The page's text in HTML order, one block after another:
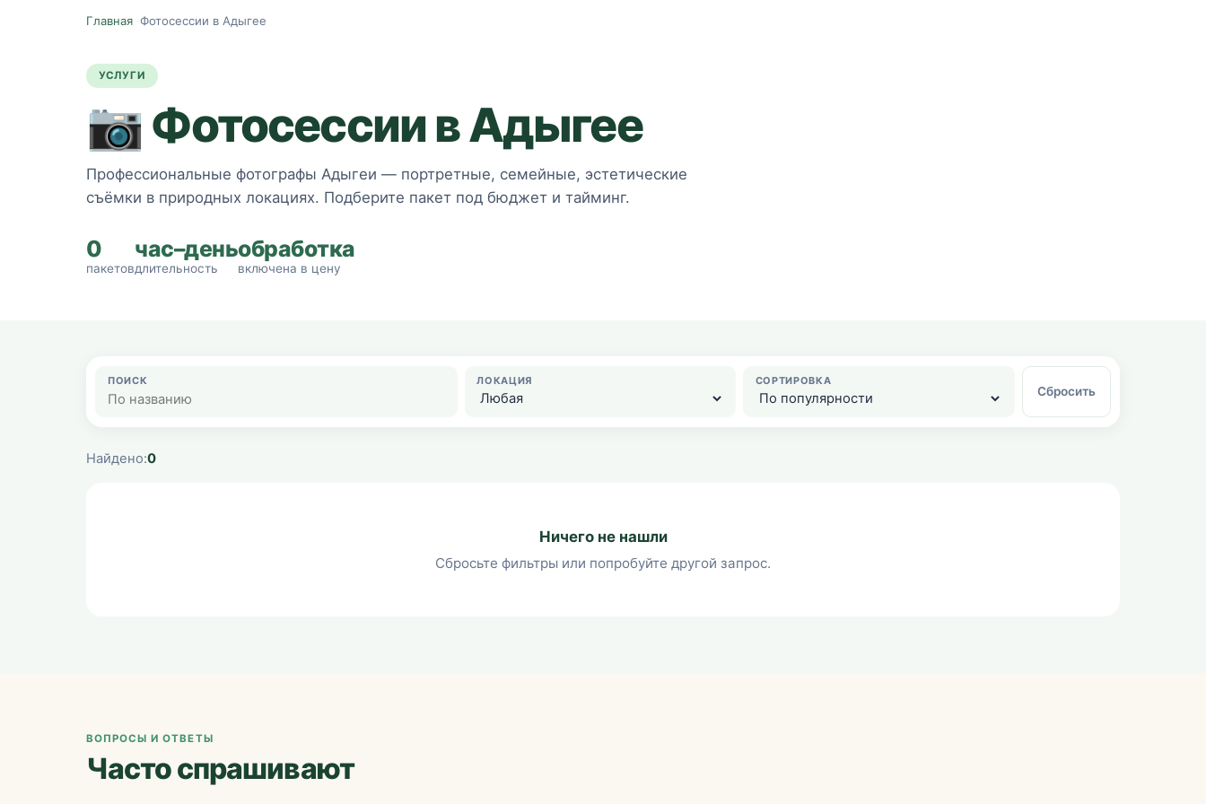
Главная ·Фотосессии в Адыгее
УСЛУГИ
📷 Фотосессии в Адыгее
Профессиональные фотографы Адыгеи — портретные, семейные, эстетические
съёмки в природных локациях. Подберите пакет под бюджет и тайминг.
0
пакетов
час–день
длительность
обработка
включена в цену
ПОИСК ЛОКАЦИЯ СОРТИРОВКА
Сбросить
Найдено:0
Ничего не нашли
Сбросьте фильтры или попробуйте другой запрос.
ВОПРОСЫ И ОТВЕТЫ
Часто спрашивают